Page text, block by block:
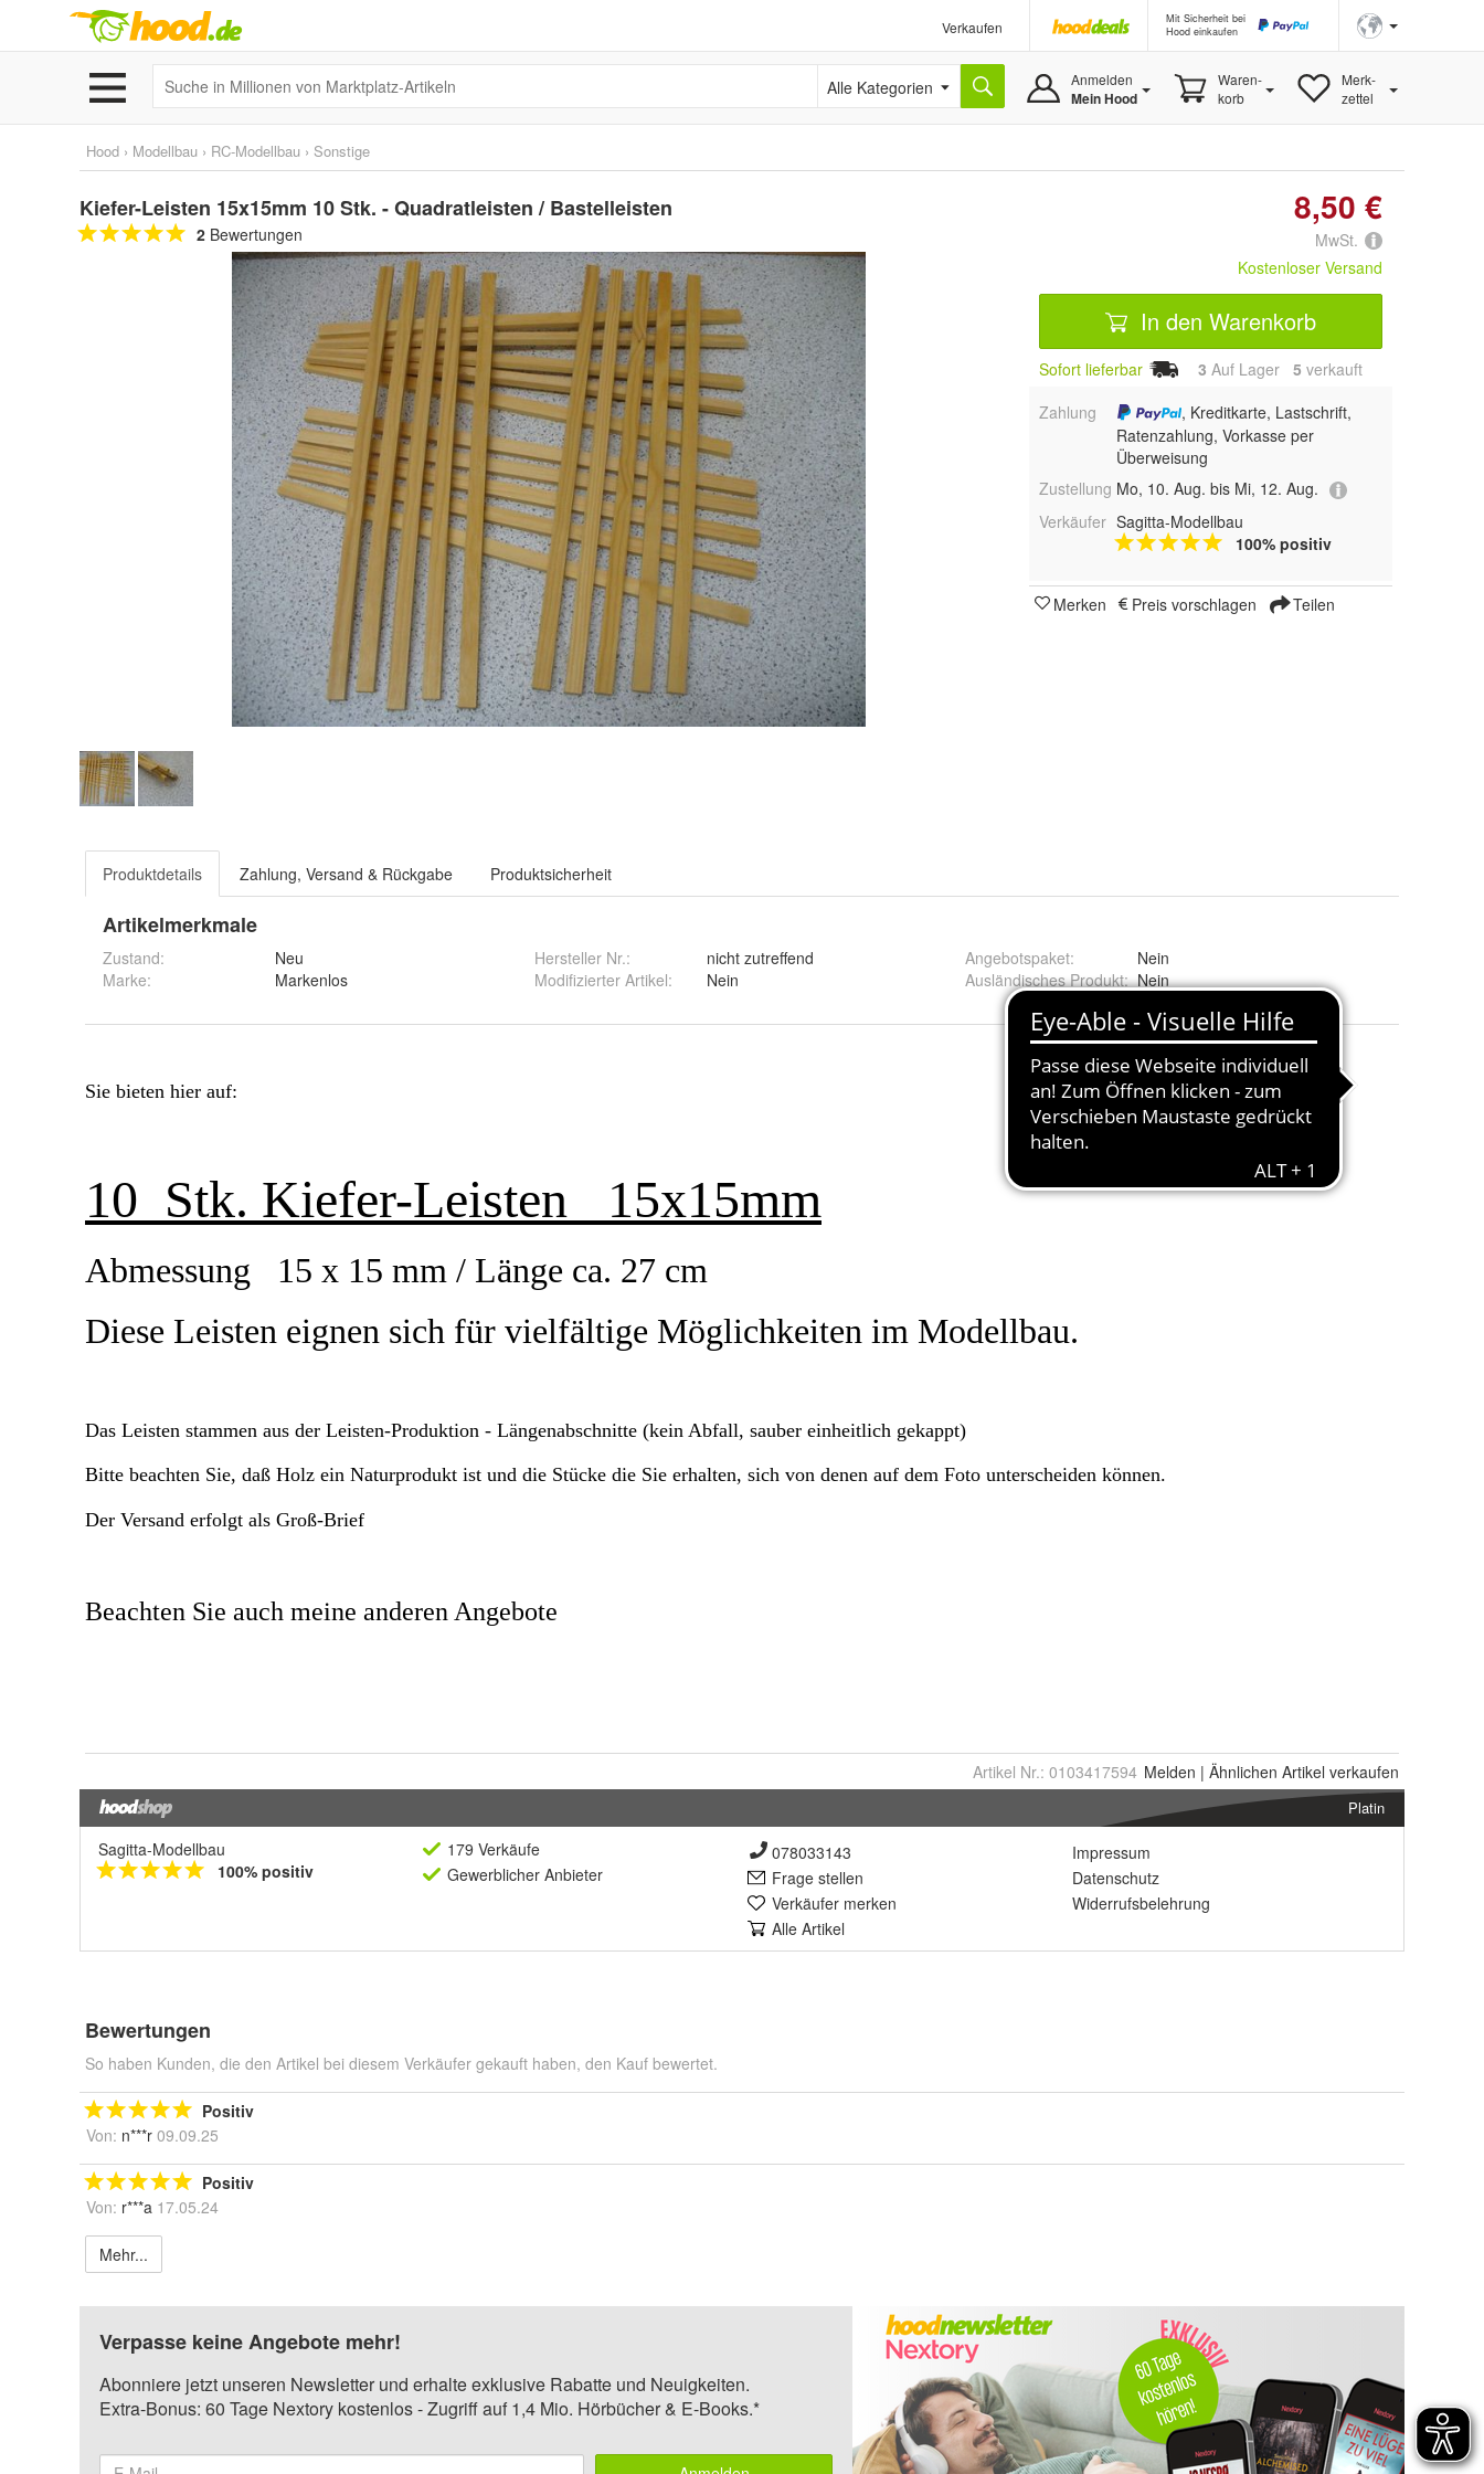
Verkaufen
Mit Sicherheit bei
Hood einkaufen
Alle Kategorien Anmelden
Mein Hood
Waren-
korb
Merk-
zettel
Hood › Modellbau › RC-Modellbau › Sonstige
Kiefer-Leisten 15x15mm 10 Stk. - Quadratleisten / Bastelleisten
2 Bewertungen
8,50 €
MwSt.
Kostenloser Versand
In den Warenkorb
Sofort lieferbar 3 Auf Lager 5 verkauft
Zahlung
, Kreditkarte, Lastschrift,
Ratenzahlung, Vorkasse per
Überweisung
Zustellung Mo, 10. Aug. bis Mi, 12. Aug.
Verkäufer Sagitta-Modellbau
100% positiv
Merken Preis vorschlagen Teilen
Produktdetails Zahlung, Versand & Rückgabe Produktsicherheit
Artikelmerkmale
Zustand:
Neu
Marke:
Markenlos
Hersteller Nr.:
nicht zutreffend
Modifizierter Artikel: Nein
Angebotspaket:
Nein
Ausländisches Produkt: Nein
Artikel Nr.: 0103417594 Melden | Ähnlichen Artikel verkaufen
Platin
Sagitta-Modellbau
100% positiv
179 Verkäufe
Gewerblicher Anbieter
078033143
Frage stellen
Verkäufer merken
Alle Artikel
Impressum
Datenschutz
Widerrufsbelehrung
Bewertungen
So haben Kunden, die den Artikel bei diesem Verkäufer gekauft haben, den Kauf bewertet.
Positiv
Von: n***r 09.09.25
Positiv
Von: r***a 17.05.24
Mehr...
Verpasse keine Angebote mehr!
Abonniere jetzt unseren Newsletter und erhalte exklusive Rabatte und Neuigkeiten.
Extra-Bonus: 60 Tage Nextory kostenlos - Zugriff auf 1,4 Mio. Hörbücher & E-Books.*